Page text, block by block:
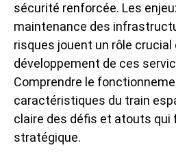
sécurité renforcée. Les
maintenance des
risques jouent un rôle crucial
développement de ces
Comprendre le
caractéristiques du train
claire des défis et atouts
stratégique.